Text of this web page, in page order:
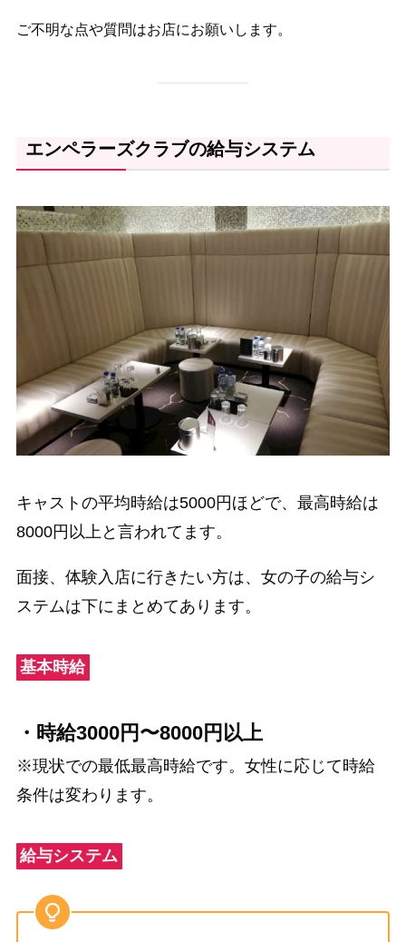
ご不明な点や質問はお店にお願いします。
エンペラーズクラブの給与システム
キャストの平均時給は5000円ほどで、最高時給は
8000円以上と言われてます。
面接、体験入店に行きたい方は、女の子の給与シ
ステムは下にまとめてあります。
基本時給
・時給3000円〜8000円以上
※現状での最低最高時給です。女性に応じて時給
条件は変わります。
給与システム